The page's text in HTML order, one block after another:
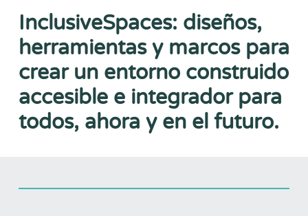
InclusiveSpaces: diseños,
herramientas y marcos para
crear un entorno construido
accesible e integrador para
todos, ahora y en el futuro.